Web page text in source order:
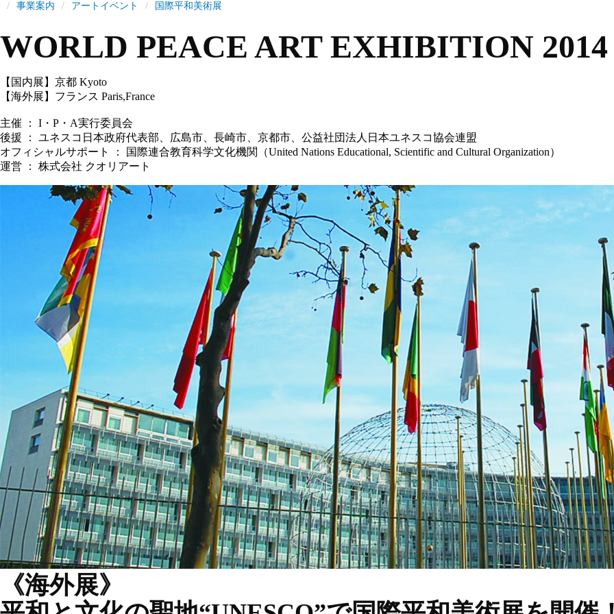
事業案内 アートイベント 国際平和美術展
WORLD PEACE ART EXHIBITION 2014
【国内展】京都 Kyoto
【海外展】フランス Paris,France
主催 ： I・P・A実行委員会
後援 ： ユネスコ日本政府代表部、広島市、長崎市、京都市、公益社団法人日本ユネスコ協会連盟
オフィシャルサポート ： 国際連合教育科学文化機関（United Nations Educational, Scientific and Cultural Organization）
運営 ： 株式会社 クオリアート
《海外展》